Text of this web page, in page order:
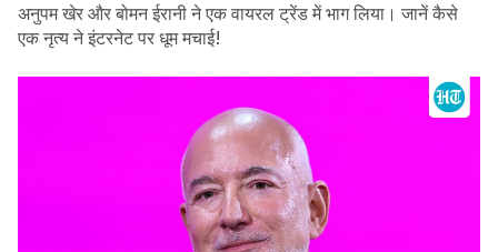
अनुपम खेर और बोमन ईरानी ने एक वायरल ट्रेंड में भाग लिया। जानें कैसे
एक नृत्य ने इंटरनेट पर धूम मचाई!